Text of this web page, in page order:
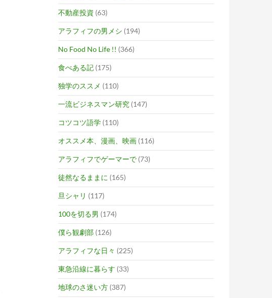
不動産投資 (63)
アラフィフの男メシ (194)
No Food No Life !! (366)
食べある記 (175)
独学のススメ (110)
一流ビジネスマン研究 (147)
コツコツ語学 (110)
オススメ本、漫画、映画 (116)
アラフィフでゲーマーで (73)
徒然なるままに (165)
旦シャリ (117)
100を切る男 (174)
僕ら観劇部 (126)
アラフィフな日々 (225)
東急沿線に暮らす (33)
地球のさ迷い方 (387)